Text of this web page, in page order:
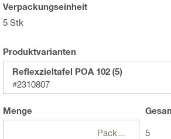
Verpackungseinheit
5 Stk
Produktvarianten
Reflexzieltafel POA 102 (5)
#2310807
Menge
Packungen 5